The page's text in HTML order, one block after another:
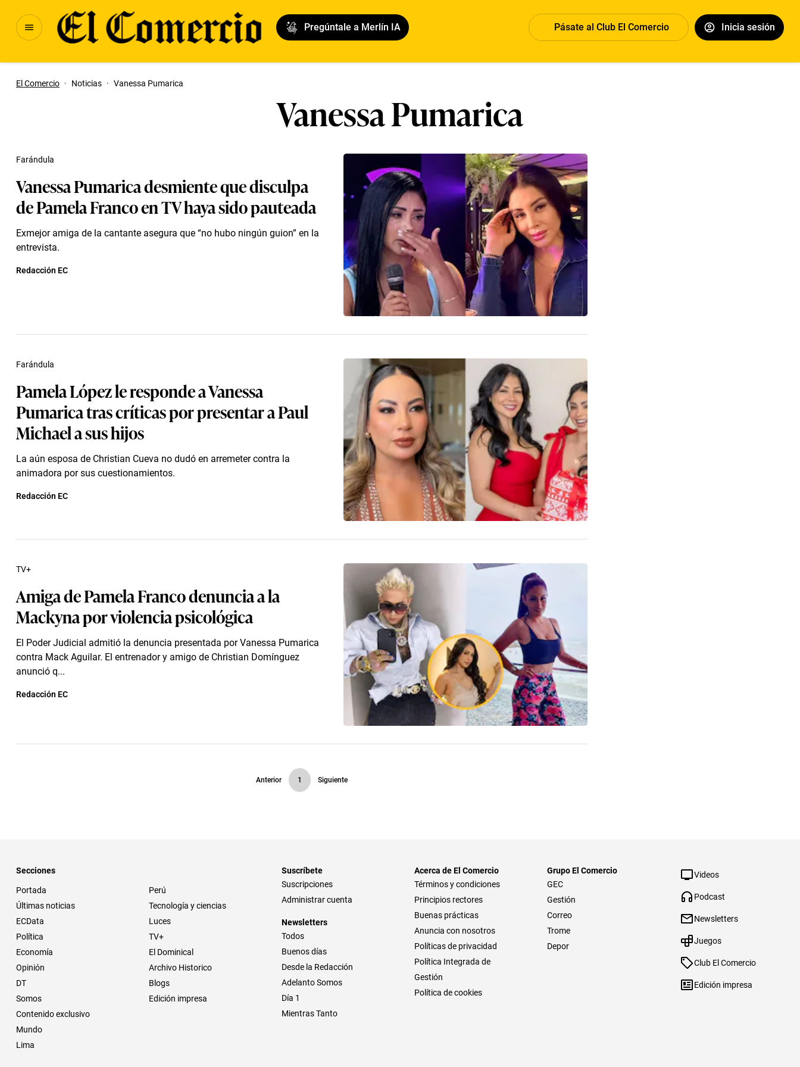
Pregúntale a Merlín IA Pásate al Club El Comercio Inicia sesión
El Comercio · Noticias · Vanessa Pumarica
Vanessa Pumarica
Vanessa Pumarica desmiente que disculpa
de Pamela Franco en TV haya sido pauteada
Exmejor amiga de la cantante asegura que “no hubo ningún guion” en la
entrevista.
Farándula
Redacción EC
Pamela López le responde a Vanessa
Pumarica tras críticas por presentar a Paul
Michael a sus hijos
La aún esposa de Christian Cueva no dudó en arremeter contra la
animadora por sus cuestionamientos.
Farándula
Redacción EC
Amiga de Pamela Franco denuncia a la
Mackyna por violencia psicológica
El Poder Judicial admitió la denuncia presentada por Vanessa Pumarica
contra Mack Aguilar. El entrenador y amigo de Christian Domínguez
anunció q...
TV+
Redacción EC
Anterior 1 Siguiente
Secciones
Portada
Últimas noticias
ECData
Política
Economía
Opinión
DT
Somos
Contenido exclusivo
Mundo
Lima
Perú
Tecnología y ciencias
Luces
TV+
El Dominical
Archivo Historico
Blogs
Edición impresa
Suscríbete
Suscripciones
Administrar cuenta
Newsletters
Todos
Buenos días
Desde la Redacción
Adelanto Somos
Día 1
Mientras Tanto
Acerca de El Comercio
Términos y condiciones
Principios rectores
Buenas prácticas
Anuncia con nosotros
Políticas de privacidad
Política Integrada de
Gestión
Política de cookies
Grupo El Comercio
GEC
Gestión
Correo
Trome
Depor
Videos
Podcast
Newsletters
Juegos
Club El Comercio
Edición impresa